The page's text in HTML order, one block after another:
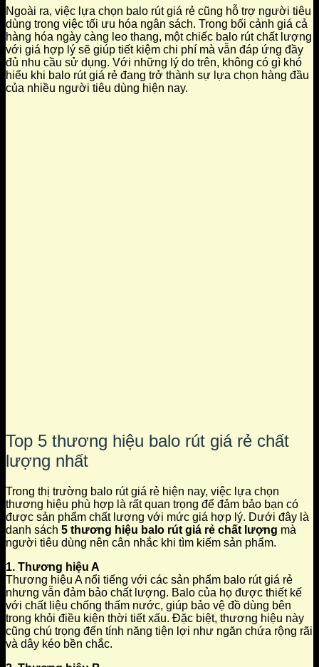
Ngoài ra, việc lựa chọn balo rút giá rẻ cũng hỗ trợ người tiêu
dùng trong việc tối ưu hóa ngân sách. Trong bối cảnh giá cả
hàng hóa ngày càng leo thang, một chiếc balo rút chất lượng
với giá hợp lý sẽ giúp tiết kiệm chi phí mà vẫn đáp ứng đầy
đủ nhu cầu sử dụng. Với những lý do trên, không có gì khó
hiểu khi balo rút giá rẻ đang trở thành sự lựa chọn hàng đầu
của nhiều người tiêu dùng hiện nay.
Top 5 thương hiệu balo rút giá rẻ chất
lượng nhất
Trong thị trường balo rút giá rẻ hiện nay, việc lựa chọn
thương hiệu phù hợp là rất quan trọng để đảm bảo bạn có
được sản phẩm chất lượng với mức giá hợp lý. Dưới đây là
danh sách 5 thương hiệu balo rút giá rẻ chất lượng mà
người tiêu dùng nên cân nhắc khi tìm kiếm sản phẩm.
1. Thương hiệu A
Thương hiệu A nổi tiếng với các sản phẩm balo rút giá rẻ
nhưng vẫn đảm bảo chất lượng. Balo của họ được thiết kế
với chất liệu chống thấm nước, giúp bảo vệ đồ dùng bên
trong khỏi điều kiện thời tiết xấu. Đặc biệt, thương hiệu này
cũng chú trọng đến tính năng tiện lợi như ngăn chứa rộng rãi
và dây kéo bền chắc.